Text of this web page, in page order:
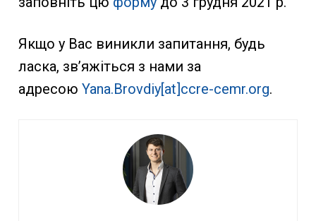
Якщо у Вас виникли запитання, будь
ласка, зв’яжіться з нами за
адресою Yana.Brovdiy[at]ccre-cemr.org.